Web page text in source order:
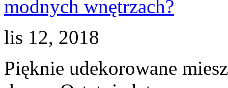
lis 12, 2018
Pięknie udekorowane